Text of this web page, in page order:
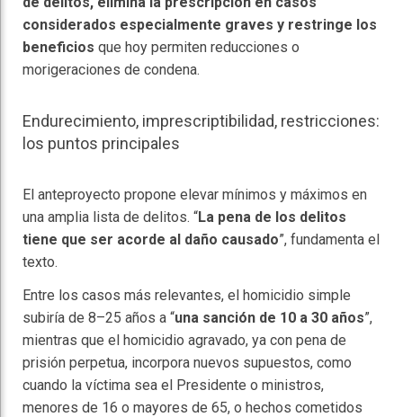
considerados especialmente graves y restringe los
beneficios que hoy permiten reducciones o
morigeraciones de condena.
Endurecimiento, imprescriptibilidad, restricciones:
los puntos principales
El anteproyecto propone elevar mínimos y máximos en
una amplia lista de delitos. “La pena de los delitos
tiene que ser acorde al daño causado”, fundamenta el
texto.
Entre los casos más relevantes, el homicidio simple
subiría de 8–25 años a “una sanción de 10 a 30 años”,
mientras que el homicidio agravado, ya con pena de
prisión perpetua, incorpora nuevos supuestos, como
cuando la víctima sea el Presidente o ministros,
menores de 16 o mayores de 65, o hechos cometidos